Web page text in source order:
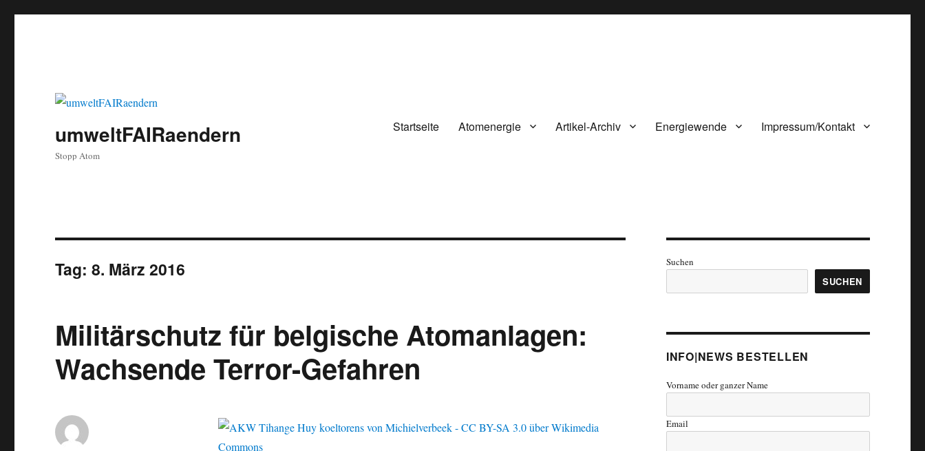
umweltFAIRaendern
Stopp Atom
Startseite Atomenergie Artikel-Archiv Energiewende Impressum/Kontakt
Tag:8. März 2016
Militärschutz für belgische Atomanlagen:
Wachsende Terror-Gefahren
Suchen
SUCHEN
INFO|NEWS BESTELLEN
Vorname oder ganzer Name
Email